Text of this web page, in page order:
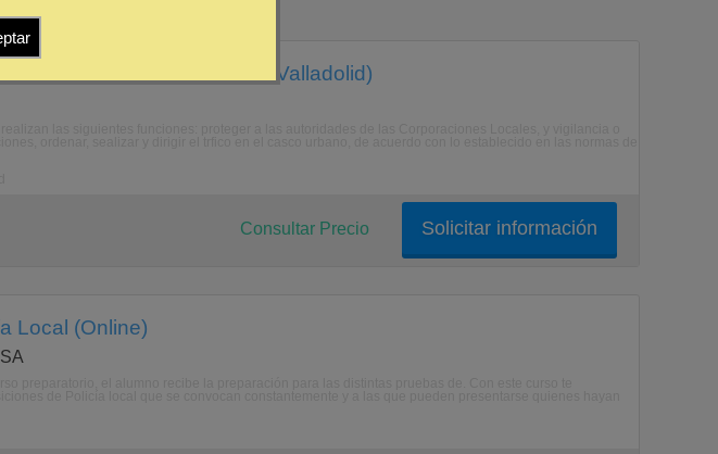
Local/Municipal (Valladolid, Valladolid)
Solicitar información
Consultar Precio
Local (Online)